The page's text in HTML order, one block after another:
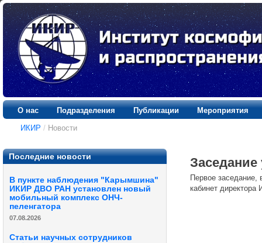
О нас Подразделения Публикации
Мероприятия
ИКИР / Новости
Последние новости
В пункте наблюдения "Карымшина"
ИКИР ДВО РАН установлен новый
мобильный комплекс ОНЧ-
пеленгатора
07.08.2026
Статьи научных сотрудников
Заседание
Первое заседание,
кабинет